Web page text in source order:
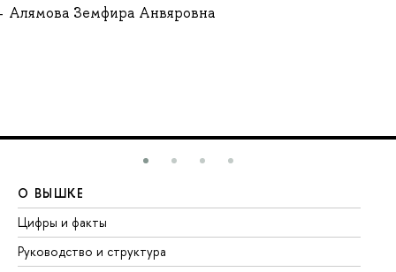
Алямова Земфира Анвяровна
О ВЫШКЕ
Цифры и факты
Руководство и структура